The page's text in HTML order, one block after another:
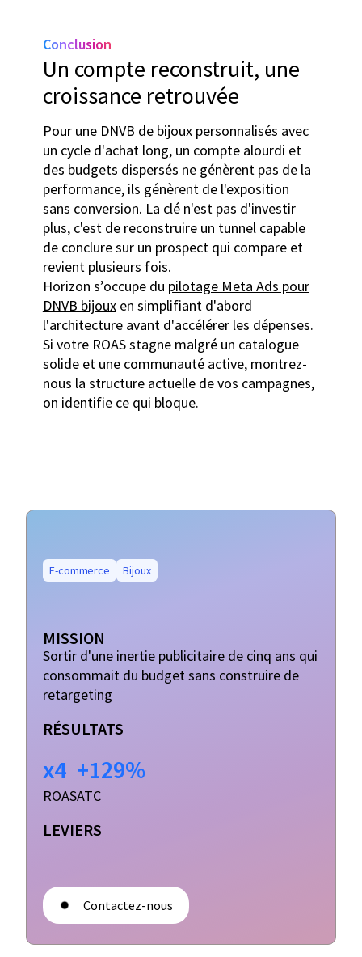
Conclusion
Un compte reconstruit, une
croissance retrouvée
Pour une DNVB de bijoux personnalisés avec
un cycle d'achat long, un compte alourdi et
des budgets dispersés ne génèrent pas de la
performance, ils génèrent de l'exposition
sans conversion. La clé n'est pas d'investir
plus, c'est de reconstruire un tunnel capable
de conclure sur un prospect qui compare et
revient plusieurs fois.
Horizon s’occupe du pilotage Meta Ads pour
DNVB bijouxen simplifiant d'abord
l'architecture avant d'accélérer les dépenses.
Si votre ROAS stagne malgré un catalogue
solide et une communauté active, montrez-
nous la structure actuelle de vos campagnes,
on identifie ce qui bloque.
E-commerce Bijoux
MISSION
Sortir d'une inertie publicitaire de cinq ans qui
consommait du budget sans construire de
retargeting
RÉSULTATS
x4
ROAS
+129%
ATC
LEVIERS
Contactez-nous